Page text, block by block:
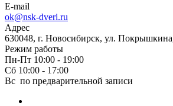
E-mail
ok@nsk-dveri.ru
Адрес
630048, г. Новосибирск, ул.
Режим работы
Пн-Пт 10:00 - 19:00
Сб 10:00 - 17:00
Вс по предварительной записи